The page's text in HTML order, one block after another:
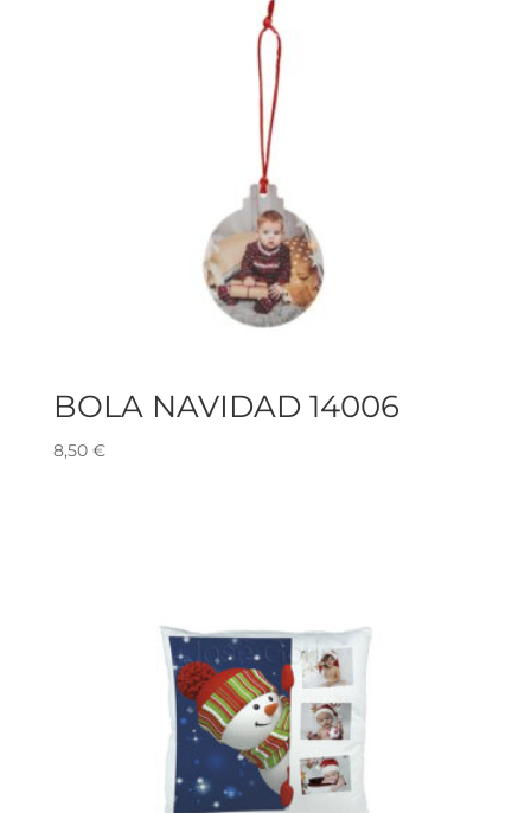
BOLA NAVIDAD 14006
8,50 €